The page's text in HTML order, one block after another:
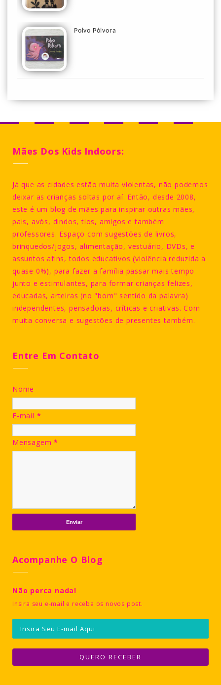
Polvo Pólvora
Mães Dos Kids Indoors:
Já que as cidades estão muita violentas, não podemos
deixar as crianças soltas por aí. Então, desde 2008,
este é um blog de mães para inspirar outras mães,
pais, avós, dindos, tios, amigos e também
professores. Espaço com sugestões de livros,
brinquedos/jogos, alimentação, vestuário, DVDs, e
assuntos afins, todos educativos (violência reduzida a
quase 0%), para fazer a família passar mais tempo
junto e estimulantes, para formar crianças felizes,
educadas, arteiras (no "bom" sentido da palavra)
independentes, pensadoras, críticas e criativas. Com
muita conversa e sugestões de presentes também.
Entre Em Contato
Nome
E-mail *
Mensagem*
Acompanhe O Blog
Não perca nada!
Insira seu e-mail e receba os novos post.